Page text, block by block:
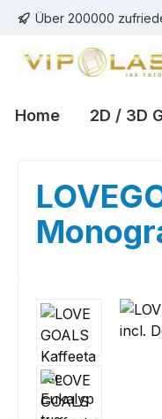
Hauptinhalt springen
Zur Suche springen
ZurÜber 200000
Home 2D / 3D
Bildergalerie